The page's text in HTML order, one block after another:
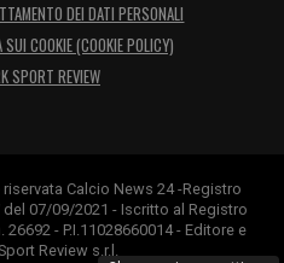
DEI DATI PERSONALI
COOKIE (COOKIE POLICY)
SPORT REVIEW
Calcio News 24 -Registro
07/09/2021 - Iscritto al Registro
- P.I.11028660014 - Editore e
Review s.r.l.